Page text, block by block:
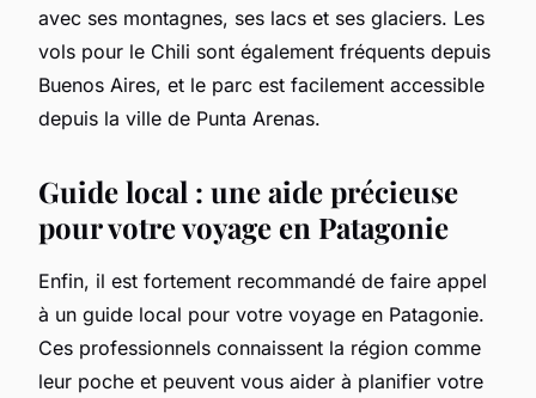
avec ses montagnes, ses lacs et ses glaciers. Les
vols pour le Chili sont également fréquents depuis
Buenos Aires, et le parc est facilement accessible
depuis la ville de Punta Arenas.
Guide local : une aide précieuse
pour votre voyage en Patagonie
Enfin, il est fortement recommandé de faire appel
à un guide local pour votre voyage en Patagonie.
Ces professionnels connaissent la région comme
leur poche et peuvent vous aider à planifier votre